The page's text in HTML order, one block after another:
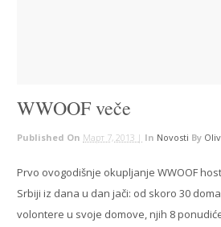
WWOOF veče
Published On Март 7, 2013 | In Novosti By
Prvo ovogodišnje okupljanje WWOOF
Srbiji iz dana u dan jači: od skoro 30
volontere u svoje domove, njih 8